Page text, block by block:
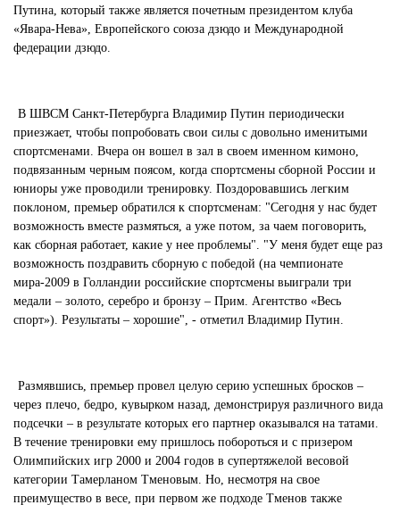
Челябинская область (2)
Ямало-Ненецкий автономный округ (1)
Путина, который также является почетным президентом клуба
«Явара-Нева», Европейского союза дзюдо и Международной
федерации дзюдо.
В ШВСМ Санкт-Петербурга Владимир Путин периодически
приезжает, чтобы попробовать свои силы с довольно именитыми
спортсменами. Вчера он вошел в зал в своем именном кимоно,
подвязанным черным поясом, когда спортсмены сборной России и
юниоры уже проводили тренировку. Поздоровавшись легким
поклоном, премьер обратился к спортсменам: "Сегодня у нас будет
возможность вместе размяться, а уже потом, за чаем поговорить,
как сборная работает, какие у нее проблемы". "У меня будет еще раз
возможность поздравить сборную с победой (на чемпионате
мира-2009 в Голландии российские спортсмены выиграли три
медали – золото, серебро и бронзу – Прим. Агентство «Весь
спорт»). Результаты – хорошие", - отметил Владимир Путин.
Размявшись, премьер провел целую серию успешных бросков –
через плечо, бедро, кувырком назад, демонстрируя различного вида
подсечки – в результате которых его партнер оказывался на татами.
В течение тренировки ему пришлось побороться и с призером
Олимпийских игр 2000 и 2004 годов в супертяжелой весовой
категории Тамерланом Тменовым. Но, несмотря на свое
преимущество в весе, при первом же подходе Тменов также